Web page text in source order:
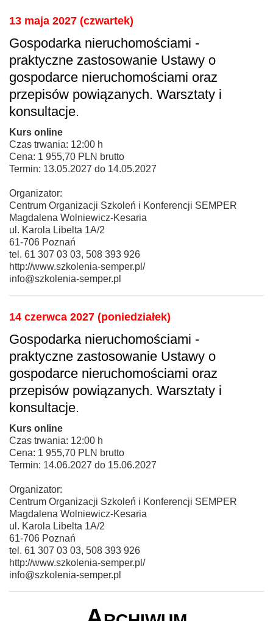
13 maja 2027 (czwartek)
Gospodarka nieruchomościami -
praktyczne zastosowanie Ustawy o
gospodarce nieruchomościami oraz
przepisów powiązanych. Warsztaty i
konsultacje.
Kurs online
Czas trwania: 12:00 h
Cena: 1 955,70 PLN brutto
Termin: 13.05.2027 do 14.05.2027
Organizator:
Centrum Organizacji Szkoleń i Konferencji SEMPER
Magdalena Wolniewicz-Kesaria
ul. Karola Libelta 1A/2
61-706 Poznań
tel. 61 307 03 03, 508 393 926
http://www.szkolenia-semper.pl/
info@szkolenia-semper.pl
14 czerwca 2027 (poniedziałek)
Gospodarka nieruchomościami -
praktyczne zastosowanie Ustawy o
gospodarce nieruchomościami oraz
przepisów powiązanych. Warsztaty i
konsultacje.
Kurs online
Czas trwania: 12:00 h
Cena: 1 955,70 PLN brutto
Termin: 14.06.2027 do 15.06.2027
Organizator:
Centrum Organizacji Szkoleń i Konferencji SEMPER
Magdalena Wolniewicz-Kesaria
ul. Karola Libelta 1A/2
61-706 Poznań
tel. 61 307 03 03, 508 393 926
http://www.szkolenia-semper.pl/
info@szkolenia-semper.pl